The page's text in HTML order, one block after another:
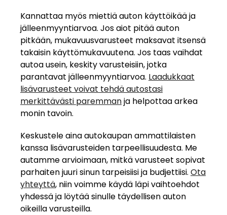
Kannattaa myös miettiä auton käyttöikää ja
jälleenmyyntiarvoa. Jos aiot pitää auton
pitkään, mukavuusvarusteet maksavat itsensä
takaisin käyttömukavuutena. Jos taas vaihdat
autoa usein, keskity varusteisiin, jotka
parantavat jälleenmyyntiarvoa. Laadukkaat
lisävarusteet voivat tehdä autostasi
merkittävästi paremmanja helpottaa arkea
monin tavoin.
Keskustele aina autokaupan ammattilaisten
kanssa lisävarusteiden tarpeellisuudesta. Me
autamme arvioimaan, mitkä varusteet sopivat
parhaiten juuri sinun tarpeisiisi ja budjettiisi. Ota
yhteyttä, niin voimme käydä läpi vaihtoehdot
yhdessä ja löytää sinulle täydellisen auton
oikeilla varusteilla.